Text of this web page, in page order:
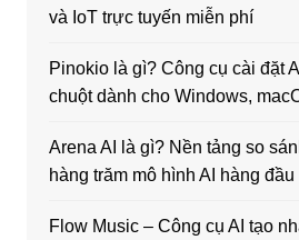
và IoT trực tuyến miễn phí
Pinokio là gì? Công cụ cài đặt
chuột dành cho Windows,
Arena AI là gì? Nền tảng so
hàng trăm mô hình AI hàng đầu
Flow Music – Công cụ AI tạo